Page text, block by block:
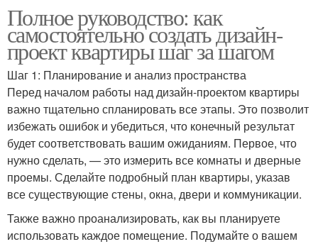
Полное руководство: как
самостоятельно создать дизайн-
проект квартиры шаг за шагом
Шаг 1: Планирование и анализ пространства
Перед началом работы над дизайн-проектом квартиры
важно тщательно спланировать все этапы. Это позволит
избежать ошибок и убедиться, что конечный результат
будет соответствовать вашим ожиданиям. Первое, что
нужно сделать, — это измерить все комнаты и дверные
проемы. Сделайте подробный план квартиры, указав
все существующие стены, окна, двери и коммуникации.
Также важно проанализировать, как вы планируете
использовать каждое помещение. Подумайте о вашем